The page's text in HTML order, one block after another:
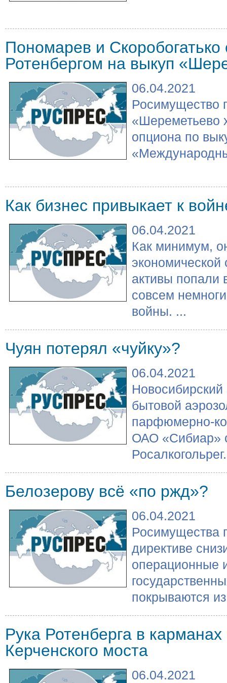
Пономарев и Скоробогатько
Ротенбергом на выкуп
06.04.2021
Росимущество
«Шереметьево
опциона по
Как бизнес привыкает к
06.04.2021
Как минимум,
экономической
активы попали
совсем
войны. ...
Чуян потерял «чуйку»?
06.04.2021
Новосибирский
бытовой
парфюмерно-
ОАО «Сибиар»
Белозерову всё «по ржд»?
06.04.2021
Росимущества
директиве
операционные
покрываются
Рука Ротенберга в карманах
Керченского моста
06.04.2021